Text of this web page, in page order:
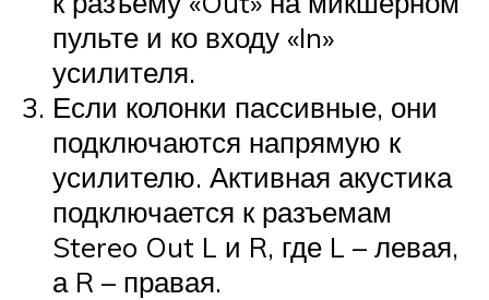
пульте и ко входу «In»
усилителя.
Если колонки пассивные, они
подключаются напрямую к
усилителю. Активная акустика
подключается к разъемам
Stereo Out L и R, где L – левая,
а R – правая.